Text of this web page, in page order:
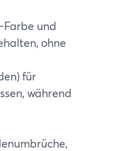
Farbe und
ohne
für
während